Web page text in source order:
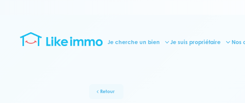
Je cherche un bien Je suis propriétaire Nos
Retour